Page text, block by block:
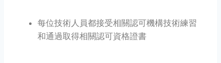
每位技術人員都接受相關認可機構技術練習
和通過取得相關認可資格證書